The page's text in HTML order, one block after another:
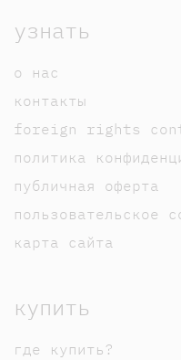
узнать
о нас
контакты
foreign rights
политика
публичная оферта
пользовательское
карта сайта
купить
где купить?